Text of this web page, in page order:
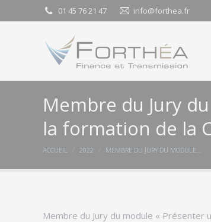
01 45 76 21 47 info@forthea.fr
Membre du Jury
la formation de la
Vous êtes ici :
ACCUEIL 2022 MEMBRE DU JURY DU MODULE…
Membre du Jury du module «
01 45 76 21 47 info@forthea.fr